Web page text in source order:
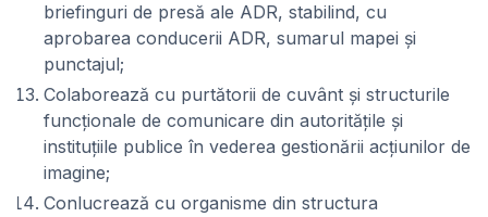
briefinguri de presă ale ADR, stabilind, cu
aprobarea conducerii ADR, sumarul mapei și
punctajul;
Colaborează cu purtătorii de cuvânt și structurile
funcționale de comunicare din autoritățile și
instituțiile publice în vederea gestionării acțiunilor de
imagine;
Conlucrează cu organisme din structura